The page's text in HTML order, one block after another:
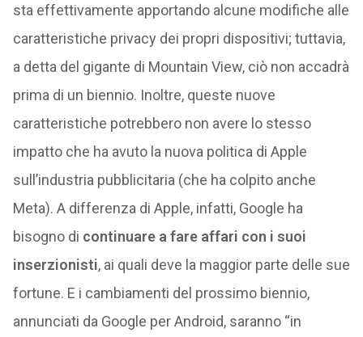
sta effettivamente apportando alcune modifiche alle
caratteristiche privacy dei propri dispositivi; tuttavia,
a detta del gigante di Mountain View, ciò non accadrà
prima di un biennio. Inoltre, queste nuove
caratteristiche potrebbero non avere lo stesso
impatto che ha avuto la nuova politica di Apple
sull’industria pubblicitaria (che ha colpito anche
Meta). A differenza di Apple, infatti, Google ha
bisogno di continuare a fare affari con i suoi
inserzionisti, ai quali deve la maggior parte delle sue
fortune. E i cambiamenti del prossimo biennio,
annunciati da Google per Android, saranno “in